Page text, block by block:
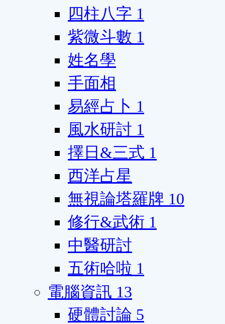
四柱八字 1
紫微斗數 1
姓名學
手面相
易經占卜 1
風水研討 1
擇日&三式 1
西洋占星
無視論塔羅牌 10
修行&武術 1
中醫研討
五術哈啦 1
電腦資訊 13
硬體討論 5